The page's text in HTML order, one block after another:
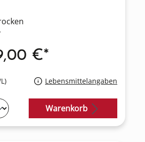
Lebensmittelangaben
€*
Warenkorb